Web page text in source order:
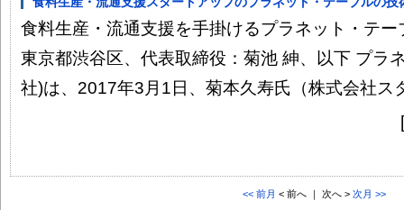
食料生産・流通支援を手掛けるプラネット・テ
東京都渋谷区、代表取締役：菊池 紳、以下 プラ
社)は、2017年3月1日、菊本久寿氏（株式会社ス
<< 前月 < 前へ ｜ 次へ > 次月 >>